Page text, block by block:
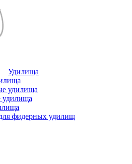
Удилища
удилища
удилища
фидерных удилищ